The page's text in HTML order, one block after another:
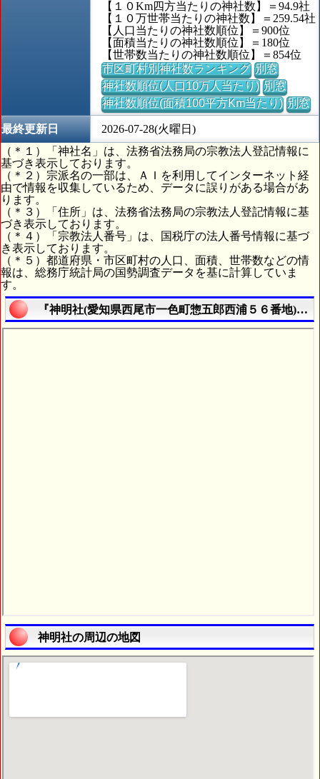
【１０Km四方当たりの神社数】＝94.9社
【１０万世帯当たりの神社数】＝259.54社
【人口当たりの神社数順位】＝900位
【面積当たりの神社数順位】＝180位
【世帯数当たりの神社数順位】＝854位
市区町村別神社数ランキング 別窓
神社数順位(人口10万人当たり) 別窓
神社数順位(面積100平方Km当たり) 別窓
最終更新日
2026-07-28(火曜日)
（＊１）「神社名」は、法務省法務局の宗教法人登記情報に
基づき表示しております。
（＊２）宗派名の一部は、ＡＩを利用してインターネット経
由で情報を収集しているため、データに誤りがある場合があ
ります。
（＊３）「住所」は、法務省法務局の宗教法人登記情報に基
づき表示しております。
（＊４）「宗教法人番号」は、国税庁の法人番号情報に基づ
き表示しております。
（＊５）都道府県・市区町村の人口、面積、世帯数などの情
報は、総務庁統計局の国勢調査データを基に計算していま
す。
『神明社(愛知県西尾市一色町惣五郎西浦５６番地)』
神明社の周辺の地図